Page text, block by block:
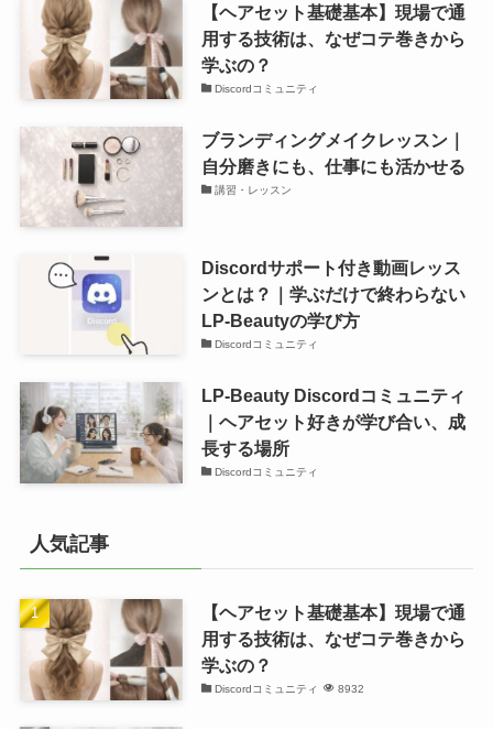
【ヘアセット基礎基本】現場で通
用する技術は、なぜコテ巻きから
学ぶの？
Discordコミュニティ
ブランディングメイクレッスン｜
自分磨きにも、仕事にも活かせる
講習・レッスン
Discordサポート付き動画レッス
ンとは？｜学ぶだけで終わらない
LP-Beautyの学び方
Discordコミュニティ
LP-Beauty Discordコミュニティ
｜ヘアセット好きが学び合い、成
長する場所
Discordコミュニティ
人気記事
【ヘアセット基礎基本】現場で通
用する技術は、なぜコテ巻きから
学ぶの？
Discordコミュニティ 8932